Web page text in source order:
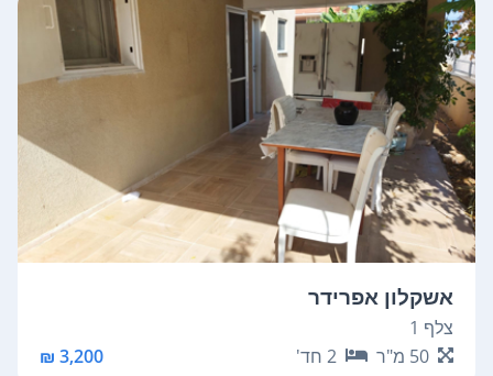
אשקלון אפרידר
צלף 1
50 מ"ר 2 חד' 3,200 ₪